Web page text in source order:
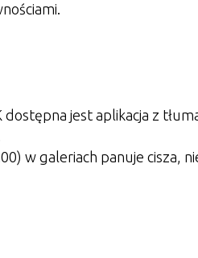
jest aplikacja z
w galeriach panuje cisza,